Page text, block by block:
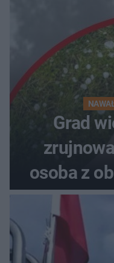
Grad
osoba z